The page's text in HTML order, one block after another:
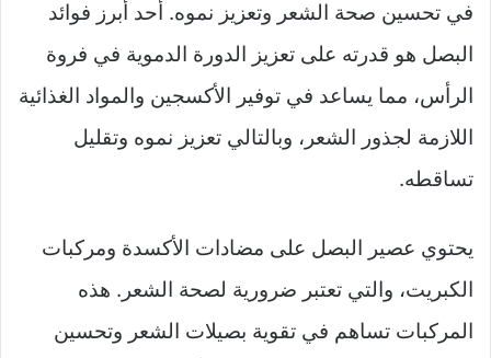
في تحسين صحة الشعر وتعزيز نموه. أحد أبرز فوائد
البصل هو قدرته على تعزيز الدورة الدموية في فروة
الرأس، مما يساعد في توفير الأكسجين والمواد الغذائية
اللازمة لجذور الشعر، وبالتالي تعزيز نموه وتقليل
تساقطه.
يحتوي عصير البصل على مضادات الأكسدة ومركبات
الكبريت، والتي تعتبر ضرورية لصحة الشعر. هذه
المركبات تساهم في تقوية بصيلات الشعر وتحسين